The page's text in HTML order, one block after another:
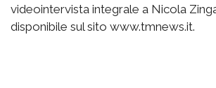
videointervista integrale a Nicola
disponibile sul sito www.tmnews.it.